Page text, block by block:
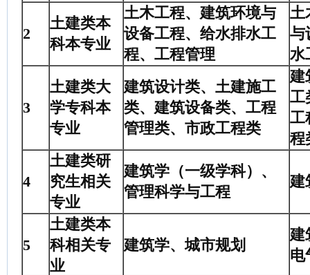
2
土建类本
科本专业
土木工程、建筑环境与
设备工程、给水排水工
程、工程管理
土
与
水
3
土建类大
学专科本
专业
建筑设计类、土建施工
类、建筑设备类、工程
管理类、市政工程类
建
工
工
程
4
土建类研
究生相关
专业
建筑学（一级学科）、
管理科学与工程
建
5
土建类本
科相关专
业
建筑学、城市规划
建
电